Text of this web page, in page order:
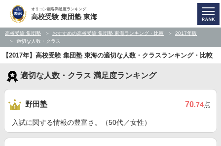
オリコン顧客満足度ランキング
高校受験 集団塾 東海
高校受験 集団塾 おすすめの高校受験 集団塾 東海ランキング・比較
2017年版
適切な人数・クラス
【2017年】高校受験 集団塾 東海の適切な人数・クラスランキング・比較
適切な人数・クラス 満足度ランキング
野田塾 70.74点
入試に関する情報の豊富さ。（50代／女性）